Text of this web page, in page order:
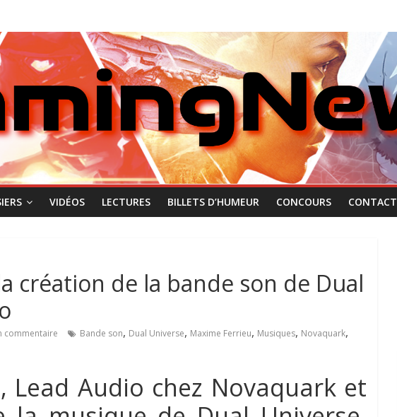
VIDÉOS LECTURES BILLETS D’HUMEUR CONCOURS CONTACT
création de la bande son de Dual
commentaire Bande son, Dual Universe, Maxime Ferrieu, Musiques, Novaquark,
Lead Audio chez Novaquark et